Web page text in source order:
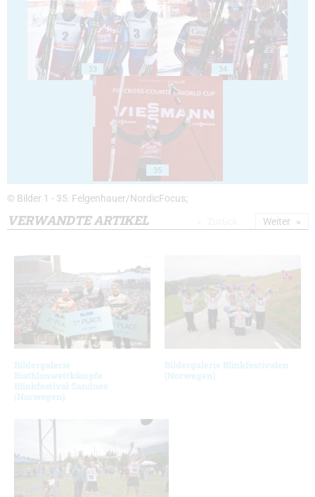
33 34
35
© Bilder 1 - 35: Felgenhauer/NordicFocus;
VERWANDTE ARTIKEL
Bildergalerie
Biathlonwettkämpfe
Blinkfestival Sandnes
(Norwegen)
Bildergalerie Blinkfestivalen
(Norwegen)
Weiter